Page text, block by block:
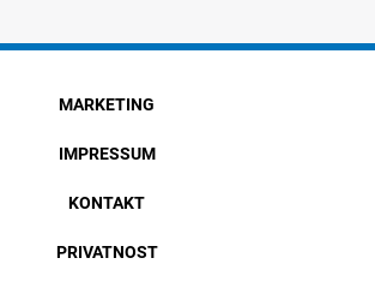
MARKETING
IMPRESSUM
KONTAKT
PRIVATNOST